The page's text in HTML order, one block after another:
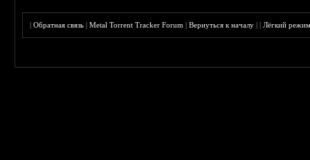
|Обратная связь |Metal Torrent Tracker Forum |Вернуться к началу ||Лёгкий